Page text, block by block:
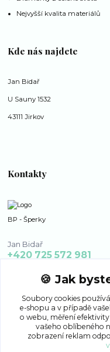
Nejvyšší kvalita materiálů
Kde nás najdete
Jan Bidař
U Sauny 1532
43111 Jirkov
Kontakty
BP - Šperky
Jan Bidař
+420 725 572 981
🍪 Jak
Soubory cookies
e-shopu a v případě
o webu, měření
vašeho oblíbeného
zobrazení reklam